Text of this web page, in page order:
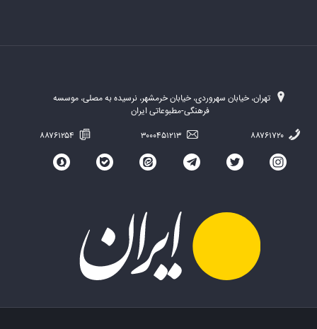
تهران، خیابان سهروردی، خیابان خرمشهر، نرسیده به مصلی، موسسه
فرهنگی-مطبوعاتی ایران